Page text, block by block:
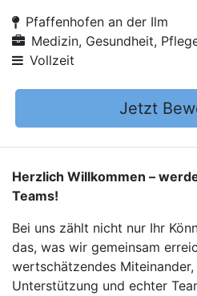
Pfaffenhofen an der Ilm
Medizin, Gesundheit,
Vollzeit
Jetzt
Herzlich Willkommen –
Teams!
Bei uns zählt nicht nur Ihr
das, was wir gemeinsam
wertschätzendes
Unterstützung und echter